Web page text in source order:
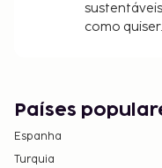
Aplica-se uma
chegadas entre
os depósitos podem
sujeitos a alterações.
Os pais ou os
como quiser.
Países
Espanha
Turquia